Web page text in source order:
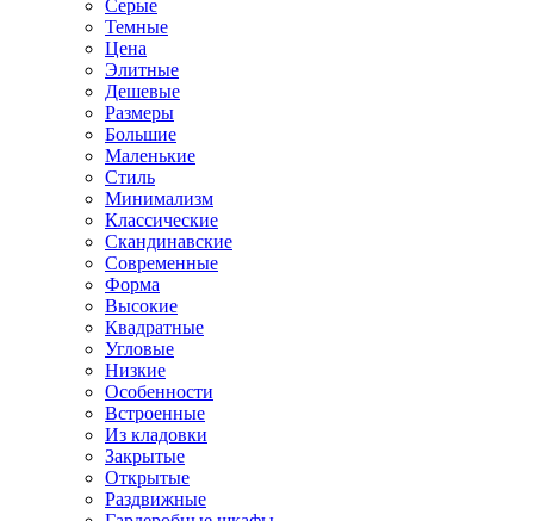
Серые
Темные
Цена
Элитные
Дешевые
Размеры
Большие
Маленькие
Стиль
Минимализм
Классические
Скандинавские
Современные
Форма
Высокие
Квадратные
Угловые
Низкие
Особенности
Встроенные
Из кладовки
Закрытые
Открытые
Раздвижные